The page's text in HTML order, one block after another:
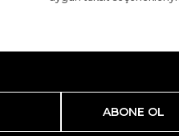
ABONE OL